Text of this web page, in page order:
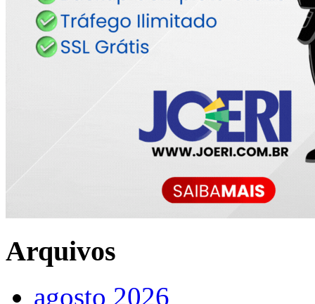
Arquivos
agosto 2026